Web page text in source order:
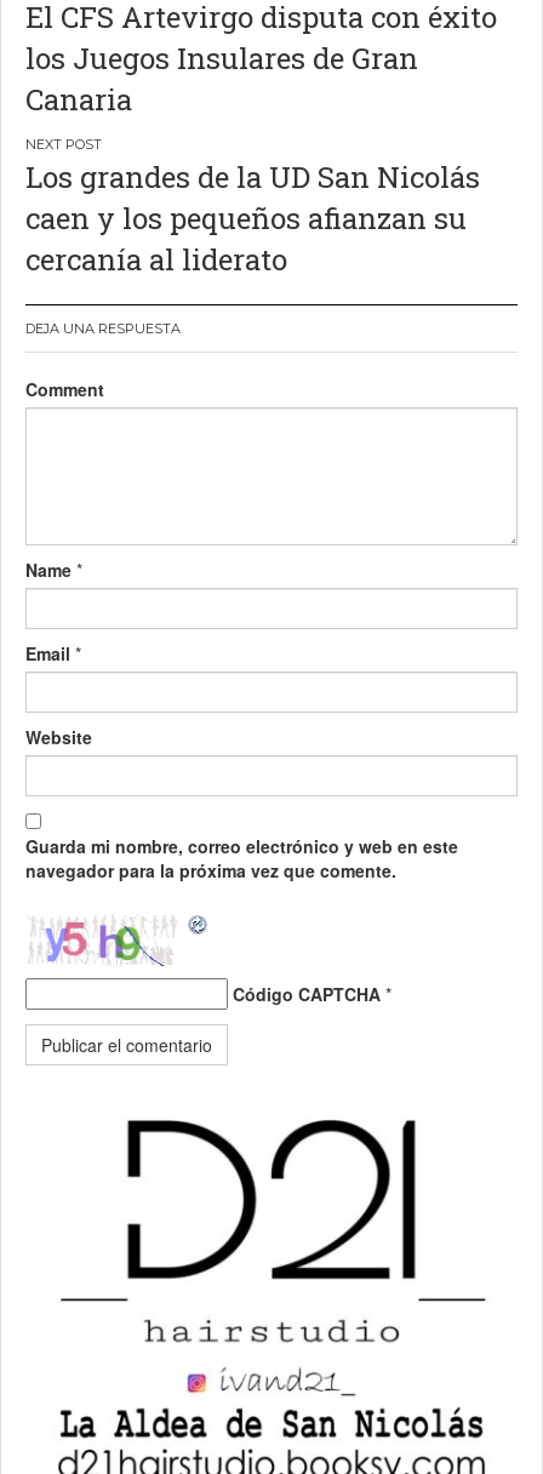
de
entradas
El CFS Artevirgo disputa con éxito
los Juegos Insulares de Gran
Canaria
Los grandes de la UD San Nicolás
caen y los pequeños afianzan su
cercanía al liderato
DEJA UNA RESPUESTA
Comment
Name *
Email *
Website
Guarda mi nombre, correo electrónico y web en este
navegador para la próxima vez que comente.
Código CAPTCHA *